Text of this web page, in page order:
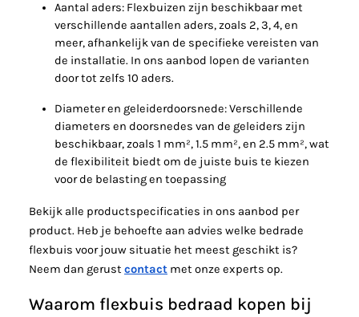
Aantal aders: Flexbuizen zijn beschikbaar met
verschillende aantallen aders, zoals 2, 3, 4, en
meer, afhankelijk van de specifieke vereisten van
de installatie. In ons aanbod lopen de varianten
door tot zelfs 10 aders.
Diameter en geleiderdoorsnede: Verschillende
diameters en doorsnedes van de geleiders zijn
beschikbaar, zoals 1 mm², 1.5 mm², en 2.5 mm², wat
de flexibiliteit biedt om de juiste buis te kiezen
voor de belasting en toepassing
Bekijk alle productspecificaties in ons aanbod per
product. Heb je behoefte aan advies welke bedrade
flexbuis voor jouw situatie het meest geschikt is?
Neem dan gerust contact met onze experts op.
Waarom flexbuis bedraad kopen bij